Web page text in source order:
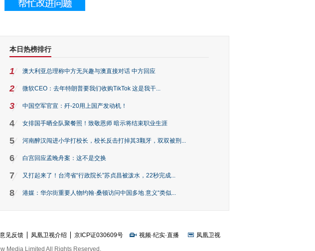
本日热榜排行
1 澳大利亚总理称中方无兴趣与澳直接对话 中方回应
2 微软CEO：去年特朗普要我们收购TikTok 这是我干...
3 中国空军官宣：歼-20用上国产发动机！
4 女排国手晒全队聚餐照！致敬恩师 暗示将结束职业生涯
5 河南醉汉闯进小学打校长，校长反击打掉其3颗牙，双双被刑...
6 白宫回应孟晚舟案：这不是交换
7 又打起来了！台湾省“行政院长”苏贞昌被泼水，22秒完成...
8 港媒：华尔街重要人物约翰·桑顿访问中国多地 意义“类似...
意见反馈 凤凰卫视介绍 京ICP证030609号 视频·纪实·直播
凤凰卫视
Media Limited All Rights Reserved.